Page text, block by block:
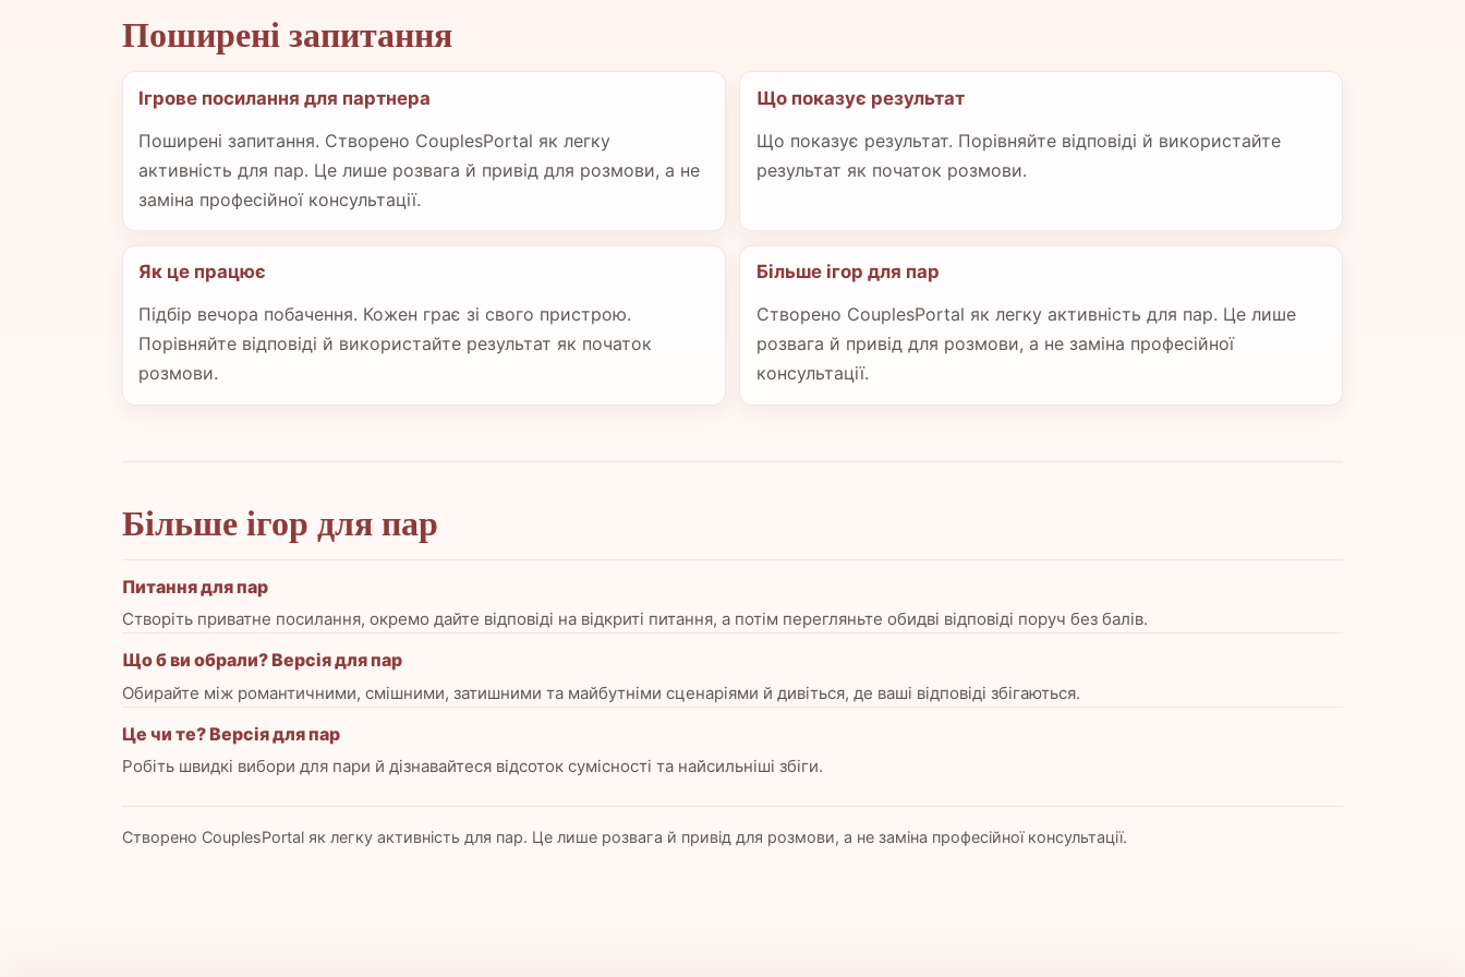
Поширені запитання
Ігрове посилання для партнера
Поширені запитання. Створено CouplesPortal як легку
активність для пар. Це лише розвага й привід для розмови, а не
заміна професійної консультації.
Що показує результат
Що показує результат. Порівняйте відповіді й використайте
результат як початок розмови.
Як це працює
Підбір вечора побачення. Кожен грає зі свого пристрою.
Порівняйте відповіді й використайте результат як початок
розмови.
Більше ігор для пар
Створено CouplesPortal як легку активність для пар. Це лише
розвага й привід для розмови, а не заміна професійної
консультації.
Більше ігор для пар
Питання для пар
Створіть приватне посилання, окремо дайте відповіді на відкриті питання, а потім перегляньте обидві відповіді поруч без балів.
Що б ви обрали? Версія для пар
Обирайте між романтичними, смішними, затишними та майбутніми сценаріями й дивіться, де ваші відповіді збігаються.
Це чи те? Версія для пар
Робіть швидкі вибори для пари й дізнавайтеся відсоток сумісності та найсильніші збіги.
Створено CouplesPortal як легку активність для пар. Це лише розвага й привід для розмови, а не заміна професійної консультації.